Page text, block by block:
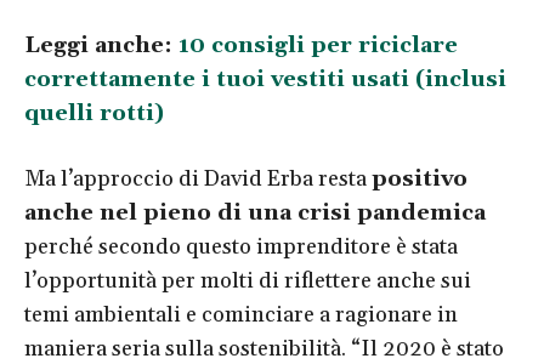
Leggi anche: 10 consigli per riciclare
correttamente i tuoi vestiti usati (inclusi
quelli rotti)
Ma l’approccio di David Erba restapositivo
anche nel pieno di una crisi pandemica
perché secondo questo imprenditore è stata
l’opportunità per molti di riflettere anche sui
temi ambientali e cominciare a ragionare in
maniera seria sulla sostenibilità. “Il 2020 è stato